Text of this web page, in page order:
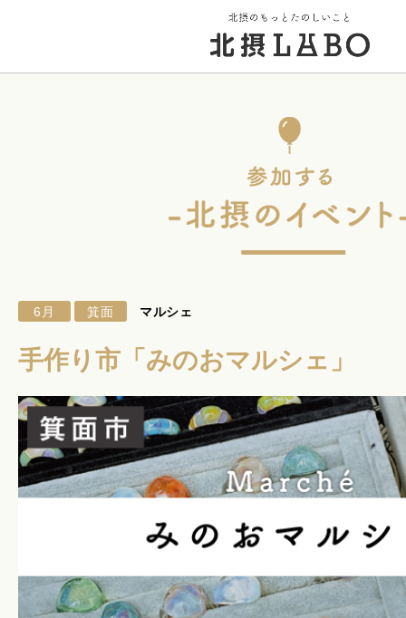
北摂 PLAY SPOT
暮らしのこと
暮らしのキホン
暮らしのデザイン
6月 箕面 マルシェ
手作り市「みのおマルシェ」